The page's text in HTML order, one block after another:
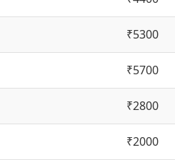
₹5300
₹5700
₹2800
₹2000